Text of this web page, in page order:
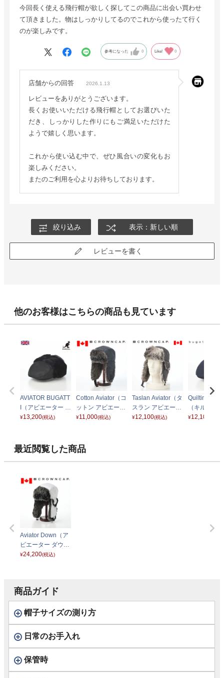
今回長く使える飛行帽が欲しく探してこの商品に出会い買わせ
て頂きました。物はしっかりしてるのでこれから使ったて行く
のが楽しみです。
参考になった 0 Like! 0
店舗からの回答 2026.1.13
レビューをありがとうございます。
長くお使いいただける飛行帽としてお選びいた
だき、しっかりした作りにもご満足いただけた
ようで嬉しく思います。
これから使い込む中で、ぜひ風合いの変化もお
楽しみください。
またのご利用を心よりお待ちしております。
絞り込み 表示：新しい順
レビューを書く
他のお客様はこちらの商品も見ています
AVIATOR BUGATT
I（アビエーター ブ
ガッティ） ブラッ
¥13,200(税込)
Cotton Aviator（コ
ットン アビエータ
ー） ネイビー
¥11,000(税込)
Taslan Aviator（タ
スラン アビエータ
ー） チャコール
¥12,100(税込)
Quilting
（キルティ
ンチング）
¥12,100
最近閲覧した商品
Aviator Down（ア
ビエーター ダウ
ン）ホワイト
¥24,200(税込)
商品ガイド
帽子サイズの測り方
日常のお手入れ
保管時